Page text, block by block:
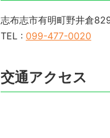
志布志市有明町野井倉
TEL : 099-477-0020
交通アクセス